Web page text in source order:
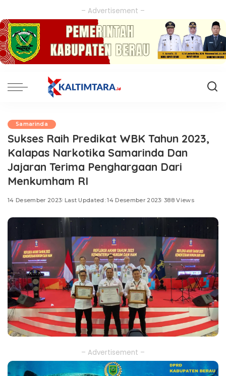
– Advertisement –
Samarinda
Sukses Raih Predikat WBK Tahun 2023,
Kalapas Narkotika Samarinda Dan
Jajaran Terima Penghargaan Dari
Menkumham RI
14 Desember 2023 Last Updated: 14 Desember 2023 388 Views
– Advertisement –